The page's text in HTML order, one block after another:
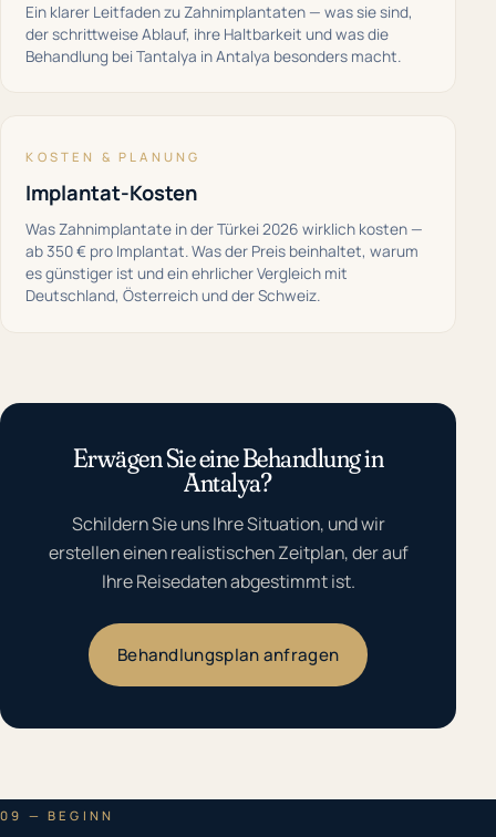
Ein klarer Leitfaden zu Zahnimplantaten — was sie sind,
der schrittweise Ablauf, ihre Haltbarkeit und was die
Behandlung bei Tantalya in Antalya besonders macht.
KOSTEN & PLANUNG
Implantat-Kosten
Was Zahnimplantate in der Türkei 2026 wirklich kosten —
ab 350 € pro Implantat. Was der Preis beinhaltet, warum
es günstiger ist und ein ehrlicher Vergleich mit
Deutschland, Österreich und der Schweiz.
Erwägen Sie eine Behandlung in
Antalya?
Schildern Sie uns Ihre Situation, und wir
erstellen einen realistischen Zeitplan, der auf
Ihre Reisedaten abgestimmt ist.
Behandlungsplan anfragen
09 — BEGINN